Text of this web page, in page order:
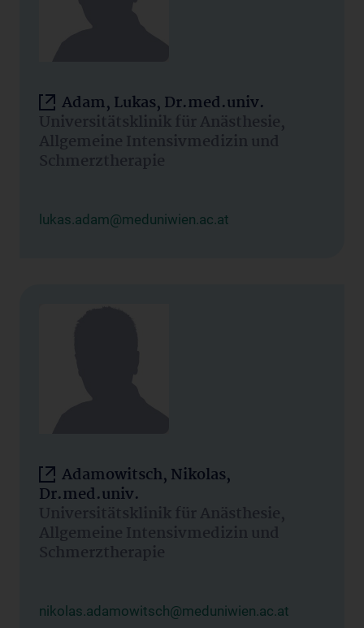
Adam, Lukas, Dr.med.univ.
Universitätsklinik für Anästhesie,
Allgemeine Intensivmedizin und
Schmerztherapie
lukas.adam@meduniwien.ac.at
Adamowitsch, Nikolas,
Dr.med.univ.
Universitätsklinik für Anästhesie,
Allgemeine Intensivmedizin und
Schmerztherapie
nikolas.adamowitsch@meduniwien.ac.at